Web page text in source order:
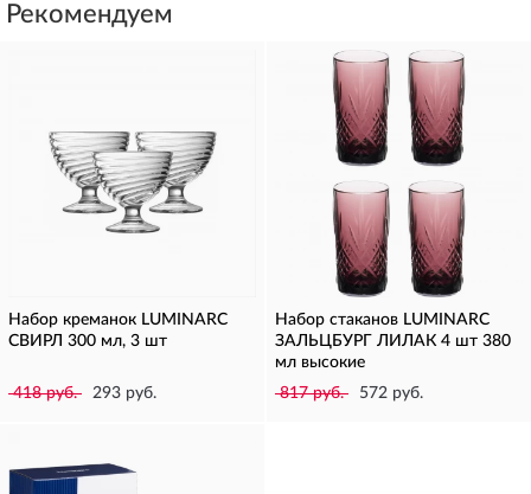
Рекомендуем
Набор креманок LUMINARC
СВИРЛ 300 мл, 3 шт
418 руб. 293 руб.
Набор стаканов LUMINARC
ЗАЛЬЦБУРГ ЛИЛАК 4 шт 380
мл высокие
817 руб.
572 руб.